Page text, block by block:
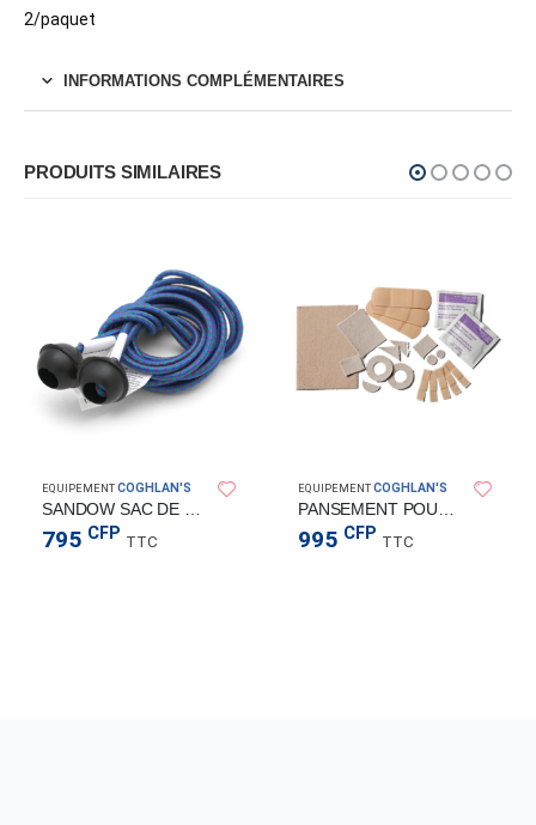
2/paquet
INFORMATIONS COMPLÉMENTAIRES
PRODUITS SIMILAIRES
EQUIPEMENTCOGHLAN'S
SANDOW SAC DE COUCHAGE
795 CFP TTC
EQUIPEMENTCOGHLAN'S
PANSEMENT POUR PIEDS
995 CFP TTC